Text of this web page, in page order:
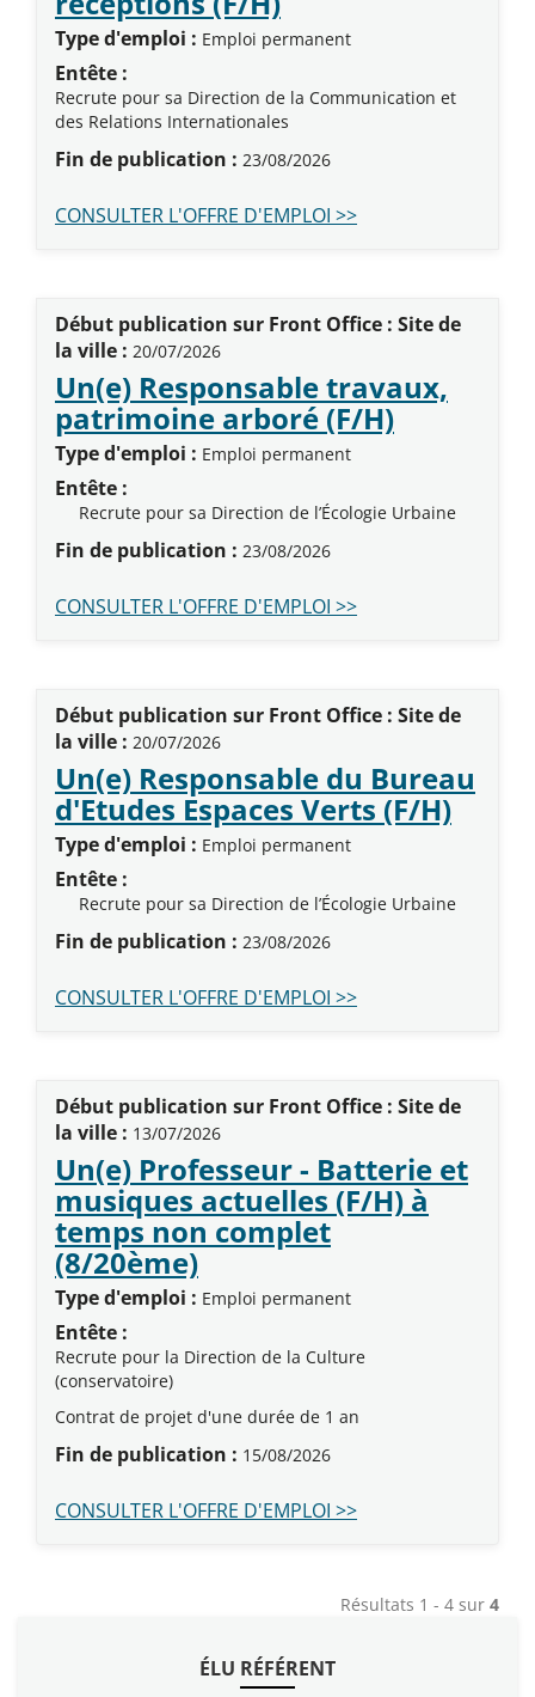
Type d'emploi : Emploi permanent
Entête :
Recrute pour sa Direction de la Communication et
des Relations Internationales
Fin de publication : 23/08/2026
CONSULTER L'OFFRE D'EMPLOI >>
Début publication sur Front Office : Site de
la ville : 20/07/2026
Un(e) Responsable travaux,
patrimoine arboré (F/H)
Type d'emploi : Emploi permanent
Entête :
Recrute pour sa Direction de l’Écologie Urbaine
Fin de publication : 23/08/2026
CONSULTER L'OFFRE D'EMPLOI >>
Début publication sur Front Office : Site de
la ville : 20/07/2026
Un(e) Responsable du Bureau
d'Etudes Espaces Verts (F/H)
Type d'emploi : Emploi permanent
Entête :
Recrute pour sa Direction de l’Écologie Urbaine
Fin de publication : 23/08/2026
CONSULTER L'OFFRE D'EMPLOI >>
Début publication sur Front Office : Site de
la ville : 13/07/2026
Un(e) Professeur - Batterie et
musiques actuelles (F/H) à
temps non complet
(8/20ème)(Nouvelle fenêtre)
Type d'emploi : Emploi permanent
Entête :
Recrute pour la Direction de la Culture
(conservatoire)
Contrat de projet d'une durée de 1 an
Fin de publication : 15/08/2026
CONSULTER L'OFFRE D'EMPLOI >>
Résultats 1 - 4 sur 4
ÉLU RÉFÉRENT